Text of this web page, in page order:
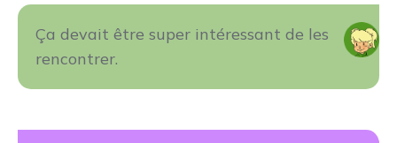
Ça devait être super intéressant de les
rencontrer.